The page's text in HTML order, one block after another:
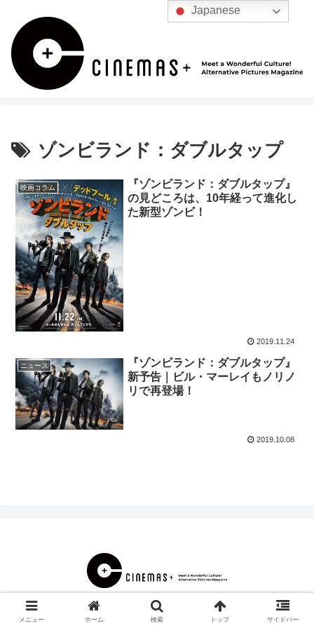
ゾンビランド：ダブルタップ
映画コラム
『ゾンビランド：ダブルタップ』
の見どころは、10年経って進化し
た新型ゾンビ！
2019.11.24
ニュース
『ゾンビランド：ダブルタップ』
新予告｜ビル・マーレイもノリノ
リで再登場！
2019.10.08
© 2000 CINEMAS＋.
メニュー ホーム 検索 トップ サイドバー
Japanese